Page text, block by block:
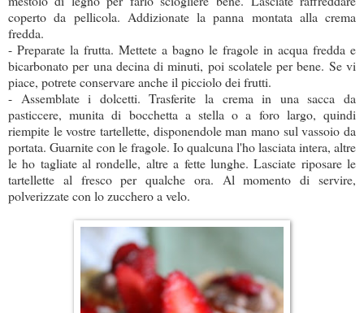
coperto da pellicola. Addizionate la panna montata alla crema
fredda.
- Preparate la frutta. Mettete a bagno le fragole in acqua fredda e
bicarbonato per una decina di minuti, poi scolatele per bene. Se vi
piace, potrete conservare anche il picciolo dei frutti.
- Assemblate i dolcetti. Trasferite la crema in una sacca da
pasticcere, munita di bocchetta a stella o a foro largo, quindi
riempite le vostre tartellette, disponendole man mano sul vassoio da
portata. Guarnite con le fragole. Io qualcuna l'ho lasciata intera, altre
le ho tagliate al rondelle, altre a fette lunghe. Lasciate riposare le
tartellette al fresco per qualche ora. Al momento di servire,
polverizzate con lo zucchero a velo.